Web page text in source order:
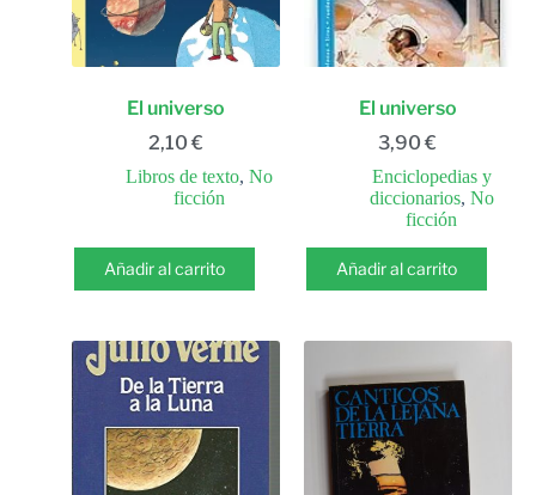
El universo
2,10 €
Libros de texto,No
ficción
Añadir al carrito
El universo
3,90€
Enciclopedias y
diccionarios, No
ficción
Añadir al carrito